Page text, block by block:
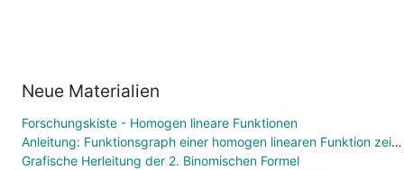
Neue Materialien
Forschungskiste - Homogen lineare Funktionen
Anleitung: Funktionsgraph einer homogen linearen Funktion zeichnen
Grafische Herleitung der 2. Binomischen Formel